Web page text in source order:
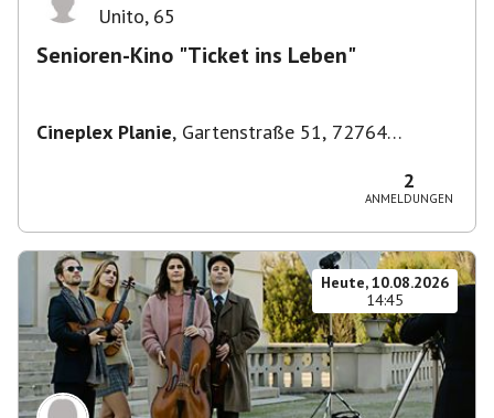
Unito, 65
Senioren-Kino "Ticket ins Leben"
Cineplex Planie, Gartenstraße 51, 72764
2
ANMELDUNGEN
Heute, 10.08.2026
14:45